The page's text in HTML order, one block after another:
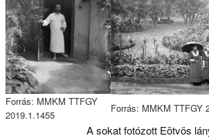
Forrás: MMKM TTFGY
2019.1.1455
Forrás: MMKM TTFGY
A sokat fotózott Eötvös